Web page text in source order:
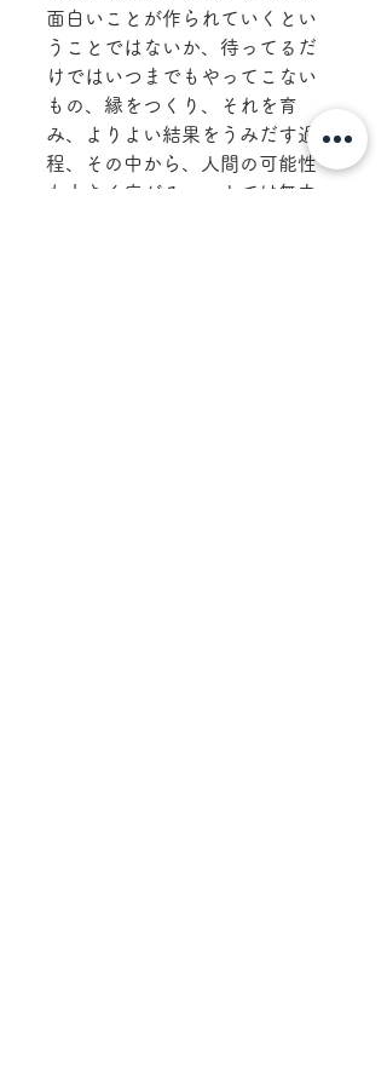
面白いことが作られていくとい
うことではないか、待ってるだ
けではいつまでもやってこない
もの、縁をつくり、それを育
み、よりよい結果をうみだす過
程、その中から、人間の可能性
も大きく広がる。一人では無力